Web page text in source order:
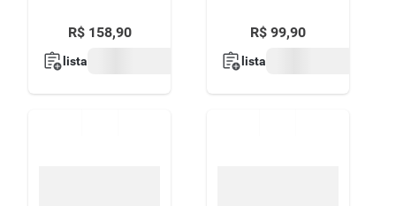
R$ 158,90
lista
R$ 99,90
lista